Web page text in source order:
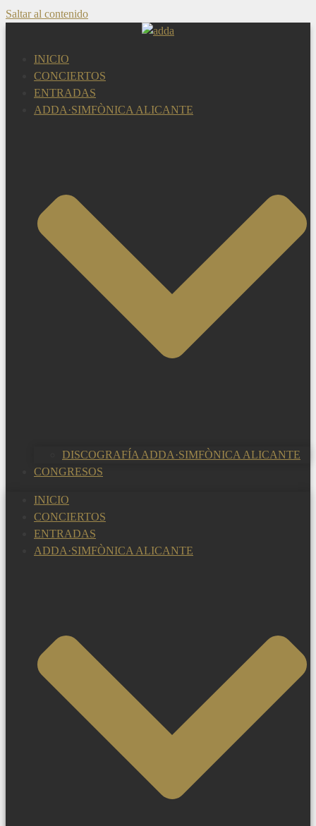
Saltar al contenido
INICIO
CONCIERTOS
ENTRADAS
ADDA·SIMFÒNICA ALICANTE
DISCOGRAFÍA ADDA·SIMFÒNICA ALICANTE
CONGRESOS
INICIO
CONCIERTOS
ENTRADAS
ADDA·SIMFÒNICA ALICANTE